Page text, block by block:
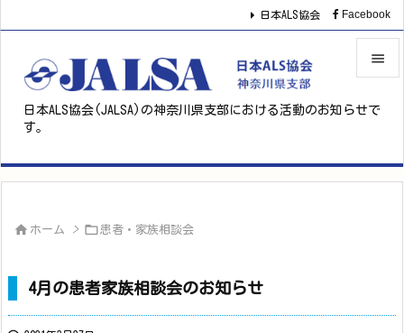
日本ALS協会(JALSA)の神奈川県支部における活動のお知らせで
す。

メニュ

日本ALS協会 Facebook
 ホーム > 患者・家族相談会
4月の患者家族相談会のお知らせ